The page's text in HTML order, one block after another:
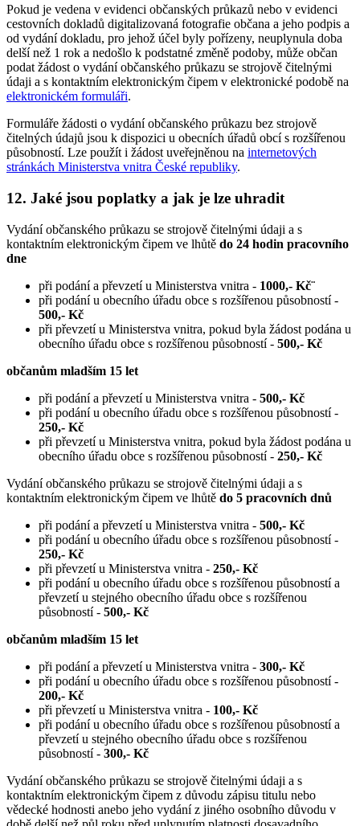
Pokud je vedena v evidenci občanských průkazů nebo v evidenci
cestovních dokladů digitalizovaná fotografie občana a jeho podpis a
od vydání dokladu, pro jehož účel byly pořízeny, neuplynula doba
delší než 1 rok a nedošlo k podstatné změně podoby, může občan
podat žádost o vydání občanského průkazu se strojově čitelnými
údaji a s kontaktním elektronickým čipem v elektronické podobě na
elektronickém formuláři.
Formuláře žádosti o vydání občanského průkazu bez strojově
čitelných údajů jsou k dispozici u obecních úřadů obcí s rozšířenou
působností. Lze použít i žádost uveřejněnou na internetových
stránkách Ministerstva vnitra České republiky.
12. Jaké jsou poplatky a jak je lze uhradit
Vydání občanského průkazu se strojově čitelnými údaji a s
kontaktním elektronickým čipem ve lhůtě do 24 hodin pracovního
dne
při podání a převzetí u Ministerstva vnitra - 1000,- Kč¨
při podání u obecního úřadu obce s rozšířenou působností -
500,- Kč
při převzetí u Ministerstva vnitra, pokud byla žádost podána u
obecního úřadu obce s rozšířenou působností - 500,- Kč
občanům mladším 15 let
při podání a převzetí u Ministerstva vnitra - 500,- Kč
při podání u obecního úřadu obce s rozšířenou působností -
250,- Kč
při převzetí u Ministerstva vnitra, pokud byla žádost podána u
obecního úřadu obce s rozšířenou působností - 250,- Kč
Vydání občanského průkazu se strojově čitelnými údaji a s
kontaktním elektronickým čipem ve lhůtě do 5 pracovních dnů
při podání a převzetí u Ministerstva vnitra - 500,- Kč
při podání u obecního úřadu obce s rozšířenou působností -
250,- Kč
při převzetí u Ministerstva vnitra - 250,- Kč
při podání u obecního úřadu obce s rozšířenou působností a
převzetí u stejného obecního úřadu obce s rozšířenou
působností - 500,- Kč
občanům mladším 15 let
při podání a převzetí u Ministerstva vnitra - 300,- Kč
při podání u obecního úřadu obce s rozšířenou působností -
200,- Kč
při převzetí u Ministerstva vnitra - 100,- Kč
při podání u obecního úřadu obce s rozšířenou působností a
převzetí u stejného obecního úřadu obce s rozšířenou
působností - 300,- Kč
Vydání občanského průkazu se strojově čitelnými údaji a s
kontaktním elektronickým čipem z důvodu zápisu titulu nebo
vědecké hodnosti anebo jeho vydání z jiného osobního důvodu v